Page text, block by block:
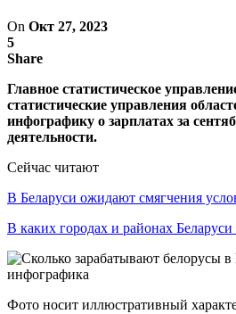
On Окт 27, 2023
5
Share
Главное статистическое
статистические управления
инфографику о зарплатах за
деятельности.
Сейчас читают
В Беларуси ожидают смягчения
В каких городах и районах
Фото носит иллюстративный